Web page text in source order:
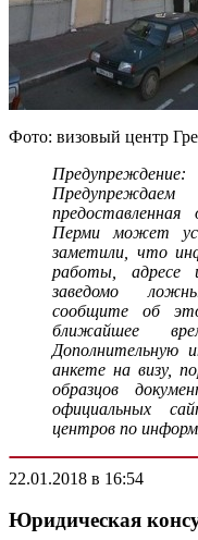
Фото: визовый центр
Перми может
заметили, что
работы, адресе
заведомо
сообщите об
ближайшее
Дополнительную
анкете на визу,
образцов
официальных
центров по
22.01.2018 в 16:54
Юридическая